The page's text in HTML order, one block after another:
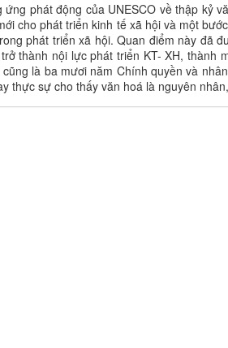
ứng phát động của UNESCO về thập kỷ
cho phát triển kinh tế xã hội và một
phát triển xã hội. Quan điểm này đã
thành nội lực phát triển KT- XH, thành
là ba mươi năm Chính quyền và
thực sự cho thấy văn hoá là nguyên